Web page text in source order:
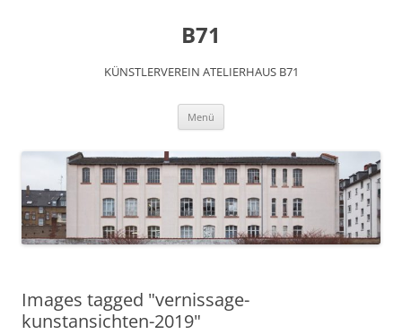
B71
KÜNSTLERVEREIN ATELIERHAUS B71
Menü
Images tagged "vernissage-
kunstansichten-2019"